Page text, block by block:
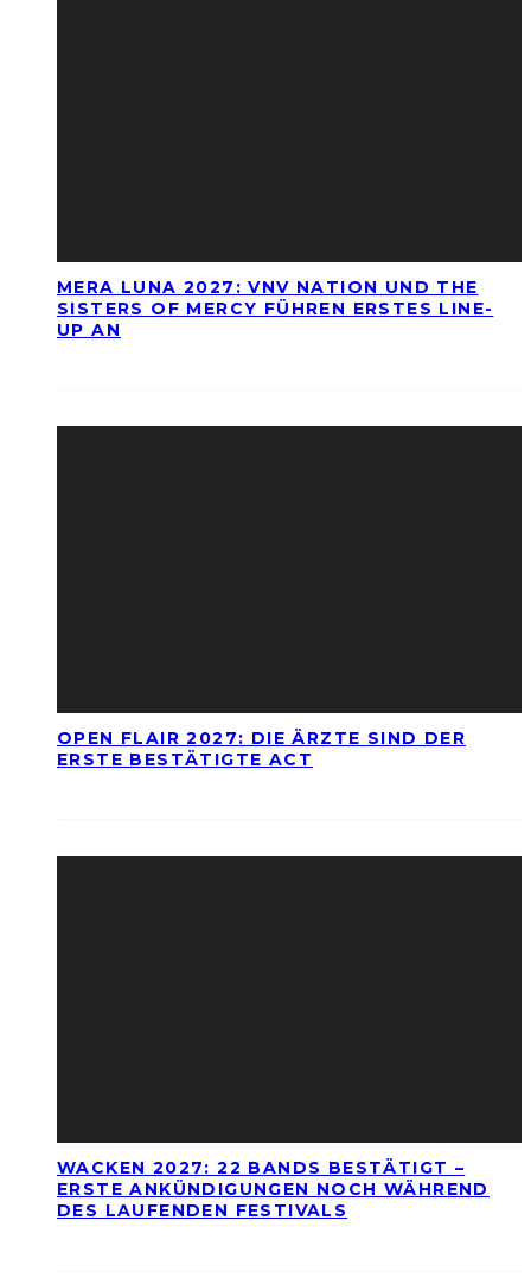
MERA LUNA 2027: VNV NATION UND THE
SISTERS OF MERCY FÜHREN ERSTES LINE-
UP AN
OPEN FLAIR 2027: DIE ÄRZTE SIND DER
ERSTE BESTÄTIGTE ACT
WACKEN 2027: 22 BANDS BESTÄTIGT –
ERSTE ANKÜNDIGUNGEN NOCH WÄHREND
DES LAUFENDEN FESTIVALS